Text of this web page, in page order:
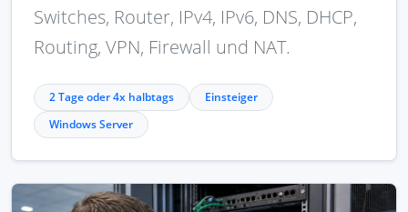
Switches, Router, IPv4, IPv6, DNS, DHCP,
Routing, VPN, Firewall und NAT.
2 Tage oder 4x halbtags
Einsteiger
Windows Server